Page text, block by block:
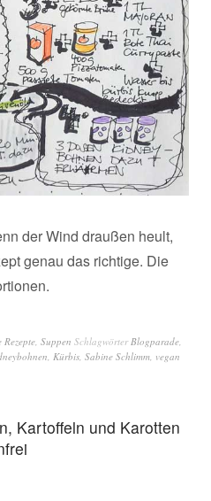
der Wind draußen heult,
genau das richtige. Die
Rezepte Suppen Schlagwörter Blogparade
Kürbis Sabine Schlimm vegan
Kartoffeln und Karotten